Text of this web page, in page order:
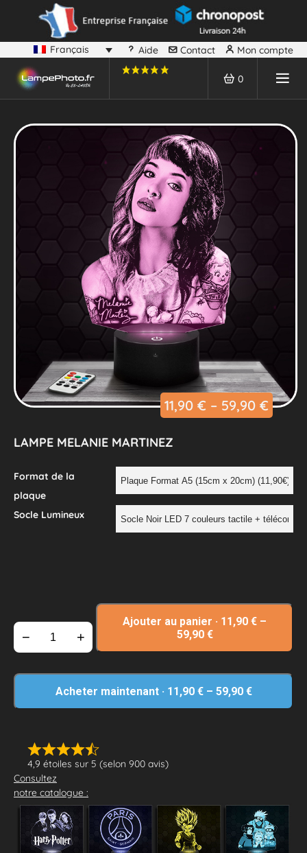
Français Aide Contact Mon compte
0
11,90 € – 59,90 €
LAMPE MELANIE MARTINEZ
4,9 étoiles sur 5 (selon 900 avis)
Consultez
notre catalogue :
Format de la
plaque
Socle Lumineux
− +
Ajouter au panier · 11,90 € –
59,90 €
Acheter maintenant · 11,90 €– 59,90 €